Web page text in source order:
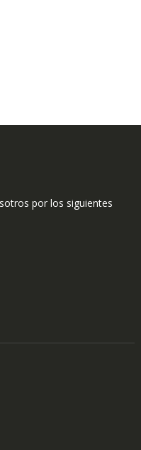
por los siguientes